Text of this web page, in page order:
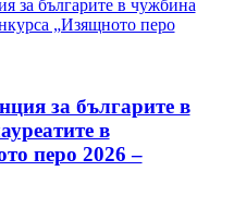
за българите в
в
перо 2026 –